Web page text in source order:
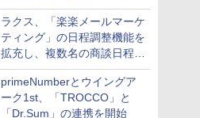
送信防止アドインサービス」
を提供
ラクス、「楽楽メールマーケ
ティング」の日程調整機能を
拡充し、複数名の商談日程調
整を効率化
primeNumberとウイングア
ーク1st、「TROCCO」と
「Dr.Sum」の連携を開始